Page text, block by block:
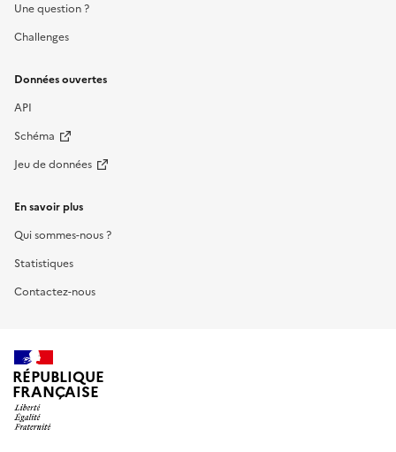
Une question ?
Challenges
Données ouvertes
API
Schéma
Jeu de données
En savoir plus
Qui sommes-nous ?
Statistiques
Contactez-nous
RÉPUBLIQUE
FRANÇAISE